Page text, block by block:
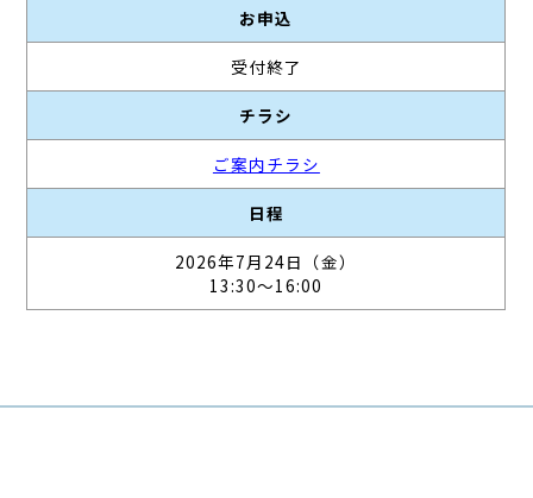
お申込
受付終了
チラシ
ご案内チラシ
日程
2026年7月24日（金）
13:30～16:00